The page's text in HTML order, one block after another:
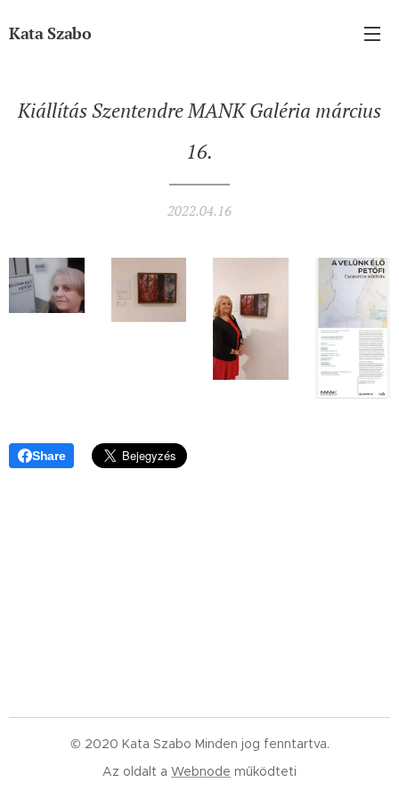
Kata Szabo
Kiállítás Szentendre MANK Galéria március
16.
2022.04.16
Share
© 2020 Kata Szabo Minden jog fenntartva.
Az oldalt a Webnode működteti